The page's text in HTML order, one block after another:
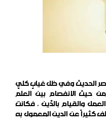
الحديث وفي ظل غيابٍ كليٍ
حيث الانفصام بين العلم
والقيام بالدِّين ، فكانت
كثيراً عن الدين المعمول به